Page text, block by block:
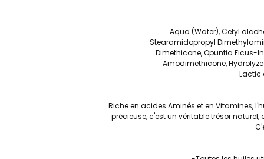
Aqua (Water), Cetyl
Stearamidopropyl
Dimethicone, Opuntia Ficus-
Amodimethicone,
Lactic
Riche en acides Aminés et en Vitamines,
précieuse, c'est un véritable trésor